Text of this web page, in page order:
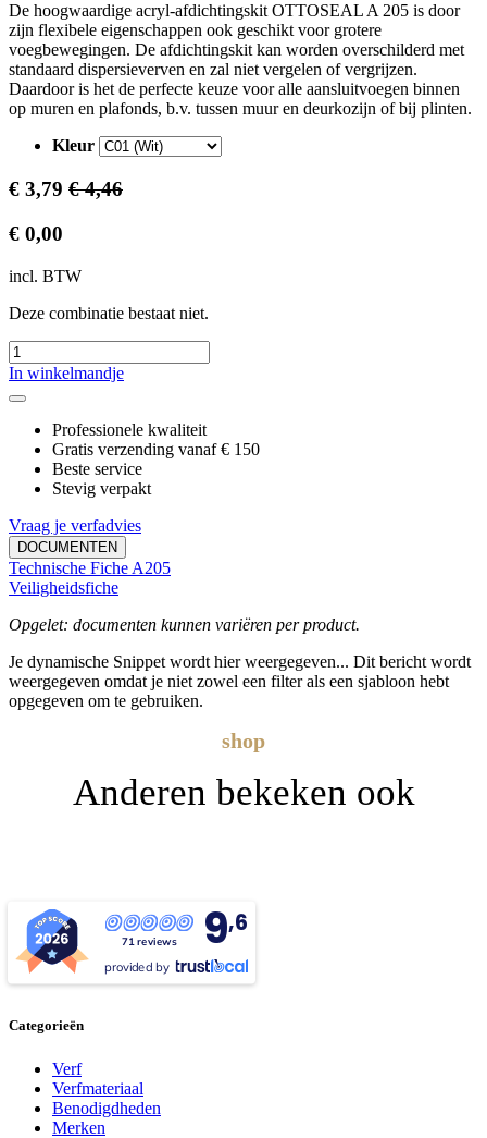
De hoogwaardige acryl-afdichtingskit OTTOSEAL A 205 is door
zijn flexibele eigenschappen ook geschikt voor grotere
voegbewegingen. De afdichtingskit kan worden overschilderd met
standaard dispersieverven en zal niet vergelen of vergrijzen.
Daardoor is het de perfecte keuze voor alle aansluitvoegen binnen
op muren en plafonds, b.v. tussen muur en deurkozijn of bij plinten.
Kleur
€ 3,79 €4,46
€ 0,00
incl. BTW
Deze combinatie bestaat niet.
In winkelmandje
Professionele kwaliteit
Gratis verzending vanaf € 150
Beste service
Stevig verpakt
Vraag je verfadvies
DOCUMENTEN
Technische Fiche A205
Veiligheidsfiche
Opgelet: documenten kunnen variëren per product.
Je dynamische Snippet wordt hier weergegeven... Dit bericht wordt
weergegeven omdat je niet zowel een filter als een sjabloon hebt
opgegeven om te gebruiken.
shop
Anderen bekeken ook
71 reviews 9,6
provided by
Categorieën
Verf
Verfmateriaal
Benodigdheden
Merken